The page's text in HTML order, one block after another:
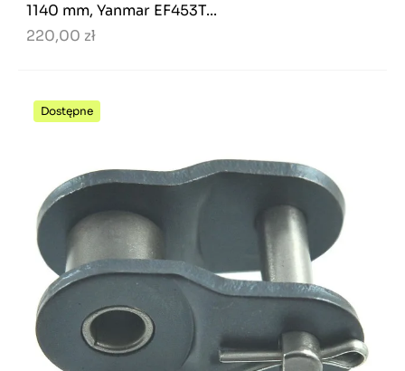
1140 mm, Yanmar EF453T...
220,00 zł
Dostępne